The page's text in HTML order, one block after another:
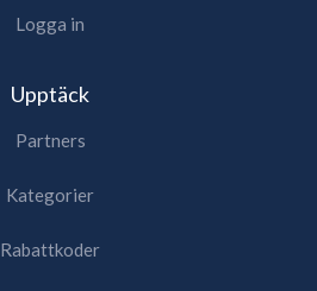
Logga in
Upptäck
Partners
Kategorier
Rabattkoder